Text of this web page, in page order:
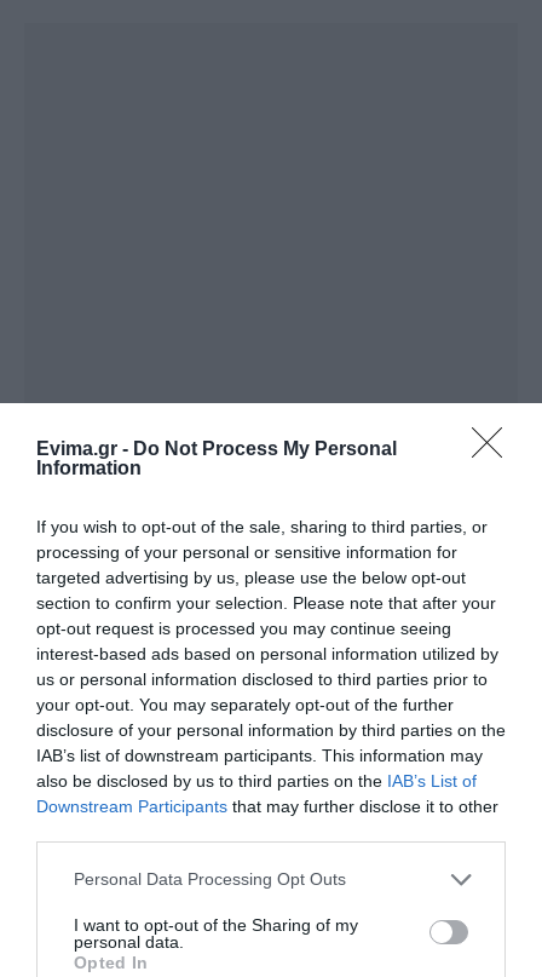
Evima.gr - Do Not Process My Personal
Information
If you wish to opt-out of the sale, sharing to third parties, or
processing of your personal or sensitive information for
targeted advertising by us, please use the below opt-out
section to confirm your selection. Please note that after your
opt-out request is processed you may continue seeing
interest-based ads based on personal information utilized by
us or personal information disclosed to third parties prior to
your opt-out. You may separately opt-out of the further
disclosure of your personal information by third parties on the
IAB’s list of downstream participants. This information may
also be disclosed by us to third parties on the IAB’s List of
Downstream Participants that may further disclose it to other
Please note that this website/app uses one or more Google
not limited to your visit or usage behaviour. You may click to
grant or deny consent to Google and its third-party tags to
Personal Data Processing Opt Outs
I want to opt-out of the Sharing of my
personal data.
Opted In
ΔΙΑΒΑΣΤΕ ΕΠΙΣΗΣ
Σε αυτή την περιοχή της Εύβοιας έκανε σεισμό
Σεισμός στην Εύβοια – Που ήταν το επίκεντρο
Που ήταν το επίκεντρο του σεισμού που
ταρακούνησε την Εύβοια
Σεισμός ταρακούνησε σήμερα την Εύβοια